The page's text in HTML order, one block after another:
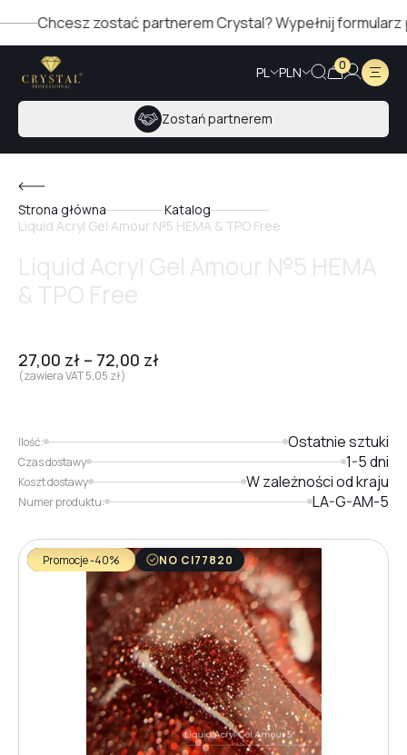
Chcesz zostać partnerem Crystal? Wypełnij formularz
PL PLN 0
Zostań partnerem
Strona główna
Katalog
Liquid Acryl Gel Amour №5 HEMA & TPO Free
27,00 zł – 72,00 zł
(zawiera VAT5,05 zł)
Ilość: Ostatnie sztuki
Czas dostawy 1-5 dni
Koszt dostawy W zależności od kraju
Numer produktu: LA-G-AM-5
Promocje -40% NO CI77820